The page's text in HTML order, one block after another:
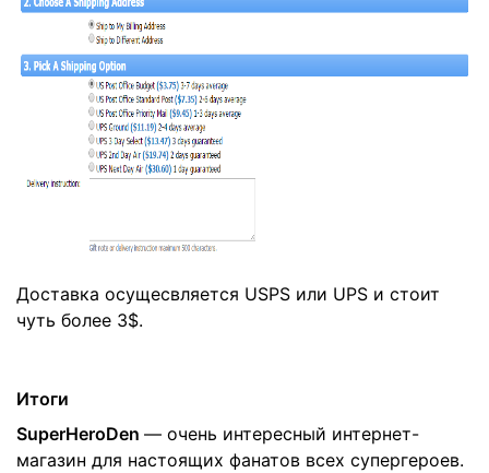
Доставка осущесвляется USPS или UPS и стоит
чуть более 3$.
Итоги
SuperHeroDen — очень интересный интернет-
магазин для настоящих фанатов всех супергероев.